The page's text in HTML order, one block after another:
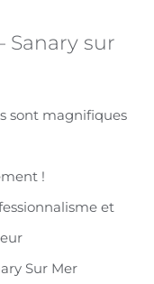
Sanary sur
sont magnifiques
!
et
Sur Mer